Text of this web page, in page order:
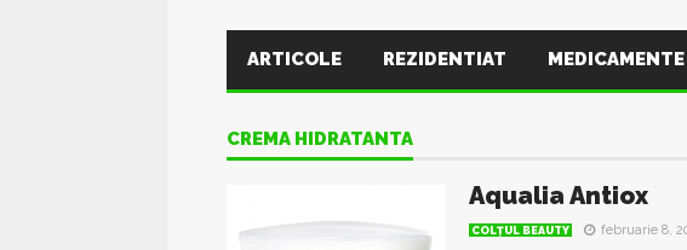
ARTICOLE REZIDENTIAT MEDICAMENTE
CREMA HIDRATANTA
Aqualia Antiox
COLŢUL BEAUTY februarie 8,